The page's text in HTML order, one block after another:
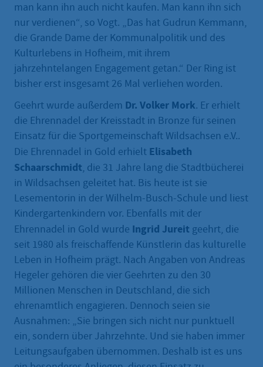
man kann ihn auch nicht kaufen. Man kann ihn sich
nur verdienen“, so Vogt. „Das hat Gudrun Kemmann,
die Grande Dame der Kommunalpolitik und des
Kulturlebens in Hofheim, mit ihrem
jahrzehntelangen Engagement getan.“ Der Ring ist
bisher erst insgesamt 26 Mal verliehen worden.
Geehrt wurde außerdem Dr. Volker Mork. Er erhielt
die Ehrennadel der Kreisstadt in Bronze für seinen
Einsatz für die Sportgemeinschaft Wildsachsen e.V..
Die Ehrennadel in Gold erhielt Elisabeth
Schaarschmidt, die 31 Jahre lang die Stadtbücherei
in Wildsachsen geleitet hat. Bis heute ist sie
Lesementorin in der Wilhelm-Busch-Schule und liest
Kindergartenkindern vor. Ebenfalls mit der
Ehrennadel in Gold wurde Ingrid Jureit geehrt, die
seit 1980 als freischaffende Künstlerin das kulturelle
Leben in Hofheim prägt. Nach Angaben von Andreas
Hegeler gehören die vier Geehrten zu den 30
Millionen Menschen in Deutschland, die sich
ehrenamtlich engagieren. Dennoch seien sie
Ausnahmen: „Sie bringen sich nicht nur punktuell
ein, sondern über Jahrzehnte. Und sie haben immer
Leitungsaufgaben übernommen. Deshalb ist es uns